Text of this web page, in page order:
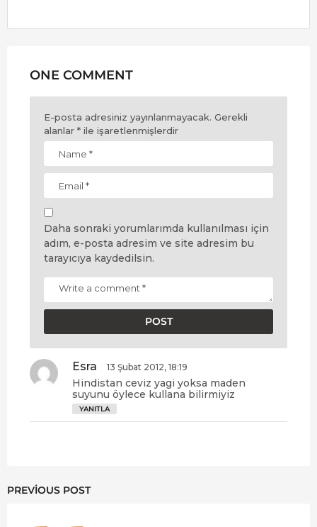
ONE COMMENT
E-posta adresiniz yayınlanmayacak. Gerekli
alanlar * ile işaretlenmişlerdir
Daha sonraki yorumlarımda kullanılması için
adım, e-posta adresim ve site adresim bu
tarayıcıya kaydedilsin.
Esra
e
d
i
k
13 Şubat 2012, 18:19
Hindistan ceviz yagi yoksa maden
suyunu öylece kullana bilirmiyiz
YANITLA
PREVIOUS POST